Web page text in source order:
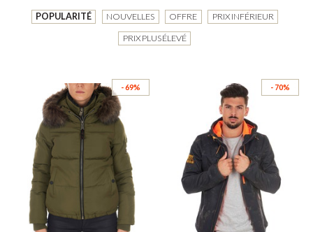
POPULARITÉ NOUVELLES OFFRE PRIX INFÉRIEUR
PRIX PLUS ÉLEVÉ
- 69% - 70%